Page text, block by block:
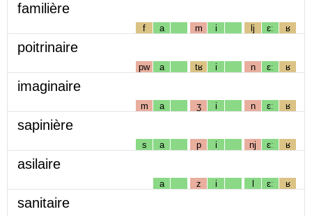
familière
f a m i lj ɛː ʁ
poitrinaire
pw a tʁ i n ɛː ʁ
imaginaire
m a ʒ i n ɛː ʁ
sapinière
s a p i nj ɛː ʁ
asilaire
a z i l ɛː ʁ
sanitaire